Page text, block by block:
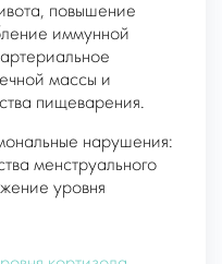
повышение
иммунной
массы и
пищеварения.
нарушения:
менструального
уровня